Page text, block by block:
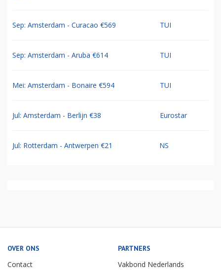
Sep: Amsterdam - Curacao €569 TUI
Sep: Amsterdam - Aruba €614 TUI
Mei: Amsterdam - Bonaire €594 TUI
Jul: Amsterdam - Berlijn €38 Eurostar
Jul: Rotterdam - Antwerpen €21 NS
OVER ONS
Contact
PARTNERS
Vakbond Nederlands